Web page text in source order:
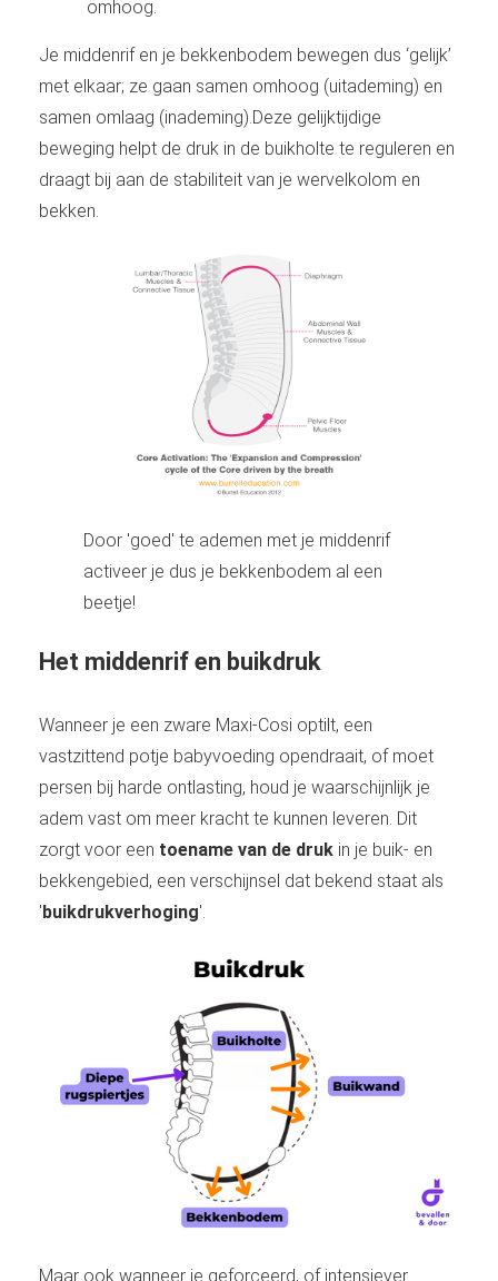
omhoog.
Je middenrif en je bekkenbodem bewegen dus ‘gelijk’
met elkaar; ze gaan samen omhoog (uitademing) en
samen omlaag (inademing).Deze gelijktijdige
beweging helpt de druk in de buikholte te reguleren en
draagt bij aan de stabiliteit van je wervelkolom en
bekken.
Door 'goed' te ademen met je middenrif
activeer je dus je bekkenbodem al een
beetje!
Het middenrif en buikdruk
Wanneer je een zware Maxi-Cosi optilt, een
vastzittend potje babyvoeding opendraait, of moet
persen bij harde ontlasting, houd je waarschijnlijk je
adem vast om meer kracht te kunnen leveren. Dit
zorgt voor een toename van de druk in je buik- en
bekkengebied, een verschijnsel dat bekend staat als
'buikdrukverhoging'.
Maar ook wanneer je geforceerd, of intensiever